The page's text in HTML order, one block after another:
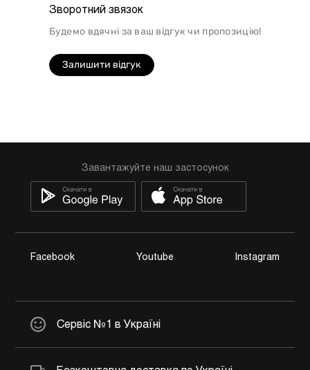
Зворотний звязок
Будемо вдячні за ваш відгук чи пропозицію!
Залишити відгук
Завантажуйте наш застосунок
Facebook Youtube Instagram
Сервіс №1 в Україні